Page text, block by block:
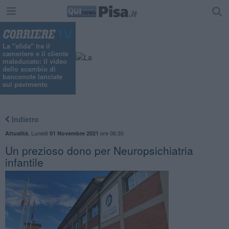
La "sfida" tra il
cameriere e il cliente
maleducato: il video
dello scambio di
banconote lanciate
sul pavimento
Indietro
Attualità Lunedì 01 Novembre 2021 ore 06:30
Un prezioso dono per Neuropsichiatria
infantile